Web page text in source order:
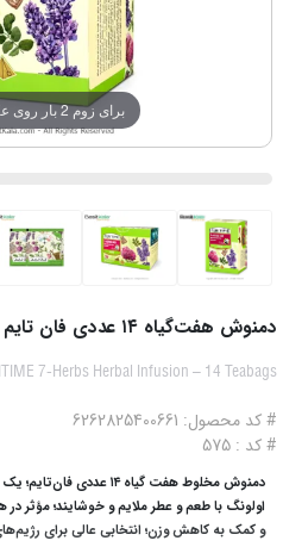
برای زوم 2 بار روی عکس ضربه بزنید
دمنوش هفت‌گیاه ۱۴ عددی فان تایم
7-Herbs Herbal Infusion – 14 Teabags
# کد محصول: 6262825400661
# کد : 575
دمنوش مخلوط هفت‌ گیاه ۱۴
اولونگ با طعم و عطر ملایم و خوشایند؛ مؤثر
و کمک به کاهش وزن؛ انتخابی عالی برای